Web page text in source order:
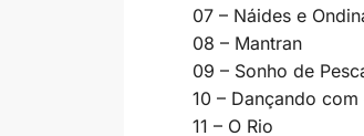
07 – Náides e
08 – Mantran
09 – Sonho de
10 – Dançando
11 – O Rio